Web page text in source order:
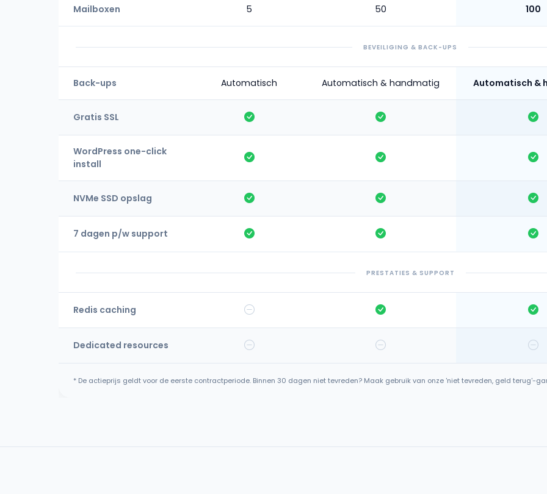
Mailboxen 5 50 100
BEVEILIGING & BACK-UPS
Back-ups Automatisch Automatisch & handmatig Automatisch &
Gratis SSL
WordPress one-click
install
NVMe SSD opslag
7 dagen p/w support
PRESTATIES & SUPPORT
Redis caching
Dedicated resources
* De actieprijs geldt voor de eerste contractperiode. Binnen 30 dagen niet tevreden? Maak gebruik van onze 'niet tevreden, geld terug'-